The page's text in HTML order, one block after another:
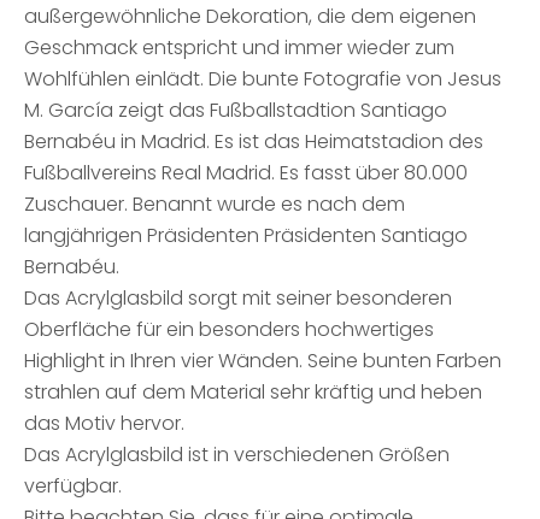
außergewöhnliche Dekoration, die dem eigenen
Geschmack entspricht und immer wieder zum
Wohlfühlen einlädt. Die bunte Fotografie von Jesus
M. García zeigt das Fußballstadtion Santiago
Bernabéu in Madrid. Es ist das Heimatstadion des
Fußballvereins Real Madrid. Es fasst über 80.000
Zuschauer. Benannt wurde es nach dem
langjährigen Präsidenten Präsidenten Santiago
Bernabéu.
Das Acrylglasbild sorgt mit seiner besonderen
Oberfläche für ein besonders hochwertiges
Highlight in Ihren vier Wänden. Seine bunten Farben
strahlen auf dem Material sehr kräftig und heben
das Motiv hervor.
Das Acrylglasbild ist in verschiedenen Größen
verfügbar.